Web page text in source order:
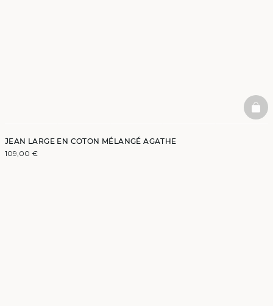
JEAN LARGE EN COTON MÉLANGÉ AGATHE
109,00 €